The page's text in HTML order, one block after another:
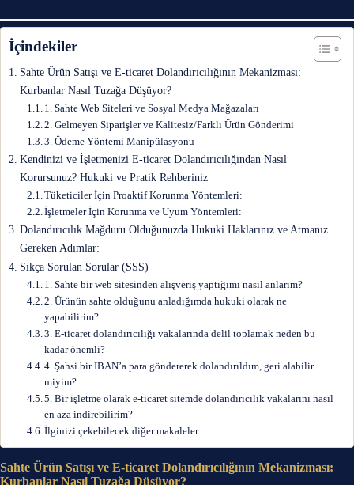
İçindekiler
Sahte Ürün Satışı ve E-ticaret Dolandırıcılığının Mekanizması:
Kurbanlar Nasıl Tuzağa Düşüyor?
1. Sahte Web Siteleri ve Sosyal Medya Mağazaları
2. Gelmeyen Siparişler ve Kalitesiz/Farklı Ürün Gönderimi
3. Ödeme Yöntemi Manipülasyonu
Kendinizi ve İşletmenizi E-ticaret Dolandırıcılığından Nasıl
Korursunuz? Hukuki ve Pratik Rehberiniz
Tüketiciler İçin Proaktif Korunma Yöntemleri:
İşletmeler İçin Korunma ve Uyum Yöntemleri:
Dolandırıcılık Mağduru Olduğunuzda Hukuki Haklarınız ve Atmanız
Gereken Adımlar:
Sıkça Sorulan Sorular (SSS)
1. Sahte bir web sitesinden alışveriş yaptığımı nasıl anlarım?
2. Ürünün sahte olduğunu anladığımda hukuki olarak ne
yapabilirim?
3. E-ticaret dolandırıcılığı vakalarında delil toplamak neden bu
kadar önemli?
4. Şahsi bir IBAN’a para göndererek dolandırıldım, geri alabilir
miyim?
5. Bir işletme olarak e-ticaret sitemde dolandırıcılık vakalarını nasıl
en aza indirebilirim?
İlginizi çekebilecek diğer makaleler
Sahte Ürün Satışı ve E-ticaret Dolandırıcılığının Mekanizması:
Kurbanlar Nasıl Tuzağa Düşüyor?